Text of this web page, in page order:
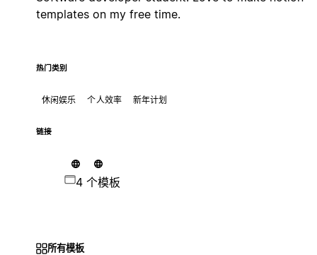
templates on my free time.
热门类别
休闲娱乐 个人效率 新年计划
链接
4 个模板
所有模板